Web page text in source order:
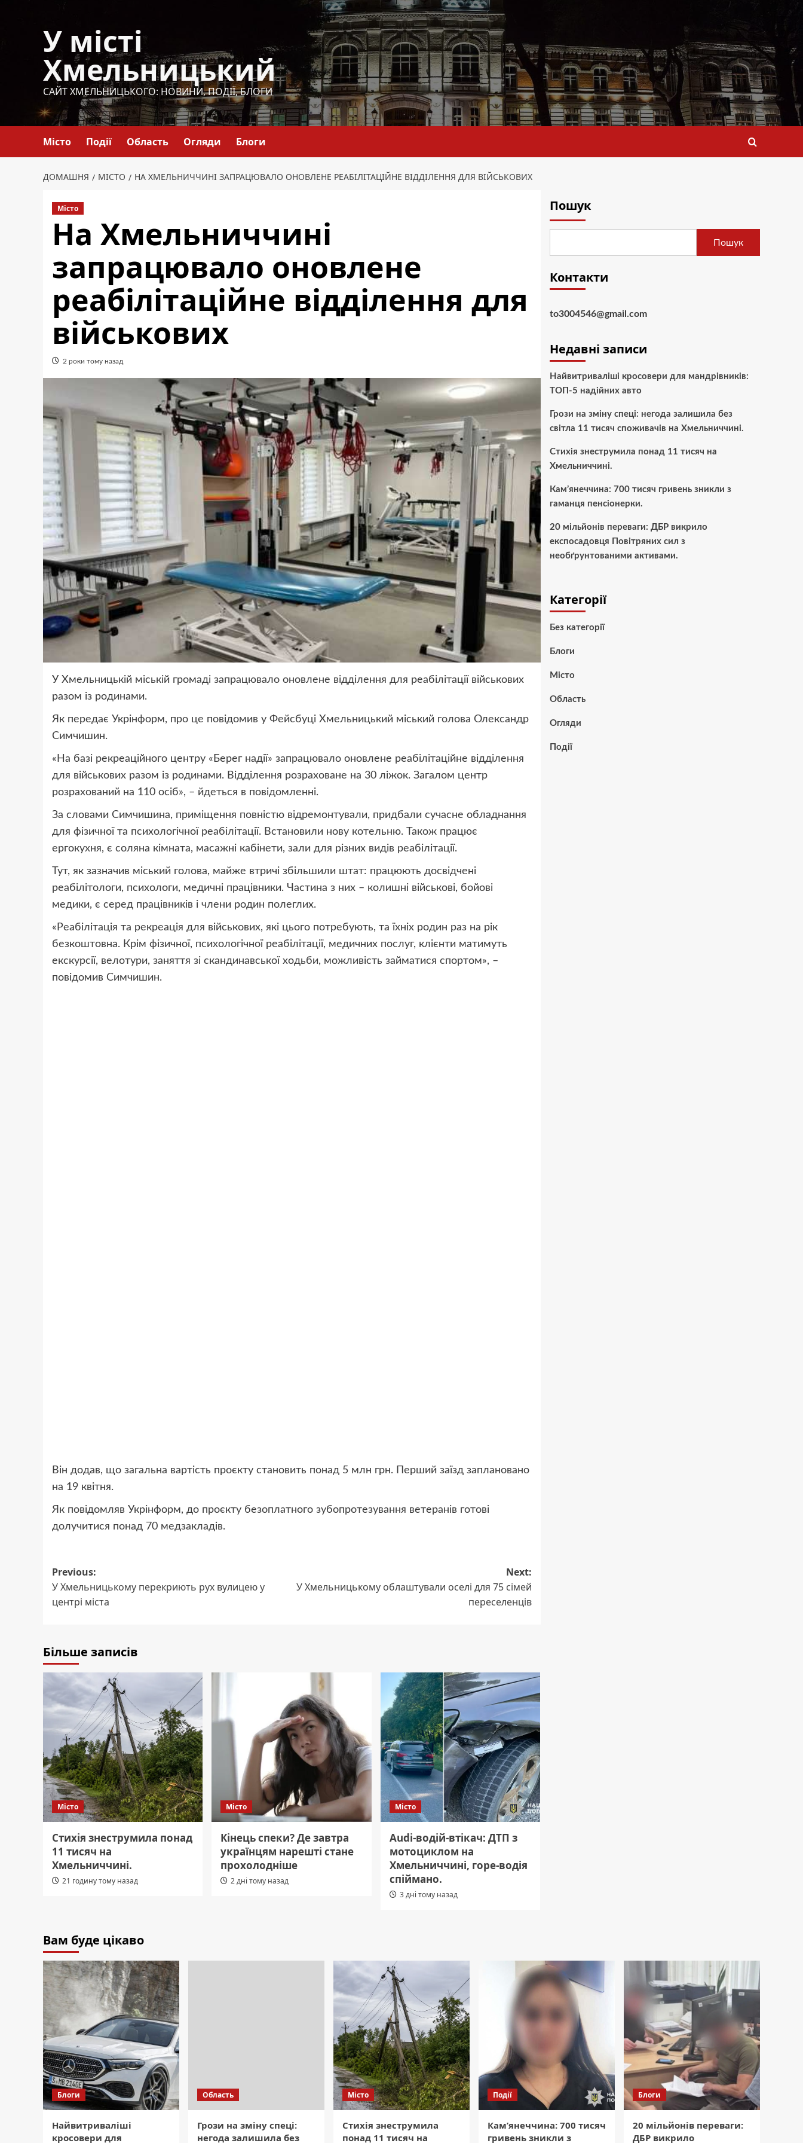
У місті
Хмельницький
САЙТ ХМЕЛЬНИЦЬКОГО: НОВИНИ, ПОДІЇ, БЛОГИ
Місто Події Область Огляди Блоги
ДОМАШНЯ МІСТО НА ХМЕЛЬНИЧЧИНІ ЗАПРАЦЮВАЛО ОНОВЛЕНЕ РЕАБІЛІТАЦІЙНЕ ВІДДІЛЕННЯ ДЛЯ ВІЙСЬКОВИХ
Місто
На Хмельниччині
запрацювало оновлене
реабілітаційне відділення для
військових
2 роки тому назад
У Хмельницькій міській громаді запрацювало оновлене відділення для реабілітації військових
разом із родинами.
Як передає Укрінформ, про це повідомив у Фейсбуці Хмельницький міський голова Олександр
Симчишин.
«На базі рекреаційного центру «Берег надії» запрацювало оновлене реабілітаційне відділення
для військових разом із родинами. Відділення розраховане на 30 ліжок. Загалом центр
розрахований на 110 осіб», – йдеться в повідомленні.
За словами Симчишина, приміщення повністю відремонтували, придбали сучасне обладнання
для фізичної та психологічної реабілітації. Встановили нову котельню. Також працює
ергокухня, є соляна кімната, масажні кабінети, зали для різних видів реабілітації.
Тут, як зазначив міський голова, майже втричі збільшили штат: працюють досвідчені
реабілітологи, психологи, медичні працівники. Частина з них – колишні військові, бойові
медики, є серед працівників і члени родин полеглих.
«Реабілітація та рекреація для військових, які цього потребують, та їхніх родин раз на рік
безкоштовна. Крім фізичної, психологічної реабілітації, медичних послуг, клієнти матимуть
екскурсії, велотури, заняття зі скандинавської ходьби, можливість займатися спортом», –
повідомив Симчишин.
Він додав, що загальна вартість проєкту становить понад 5 млн грн. Перший заїзд заплановано
на 19 квітня.
Як повідомляв Укрінформ, до проєкту безоплатного зубопротезування ветеранів готові
долучитися понад 70 медзакладів.
Post
navigation
Previous:
У Хмельницькому перекриють рух вулицею у
центрі міста
Next:
У Хмельницькому облаштували оселі для 75 сімей
переселенців
Більше записів
Місто
Стихія знеструмила понад
11 тисяч на
Хмельниччині.
21 годину тому назад
Місто
Кінець спеки? Де завтра
українцям нарешті стане
прохолодніше
2 дні тому назад
Місто
Audi-водій-втікач: ДТП з
мотоциклом на
Хмельниччині, горе-водія
спіймано.
3 дні тому назад
Пошук
Пошук
Контакти
to3004546@gmail.com
Недавні записи
Найвитриваліші кросовери для мандрівників:
ТОП-5 надійних авто
Грози на зміну спеці: негода залишила без
світла 11 тисяч споживачів на Хмельниччині.
Стихія знеструмила понад 11 тисяч на
Хмельниччині.
Кам’янеччина: 700 тисяч гривень зникли з
гаманця пенсіонерки.
20 мільйонів переваги: ДБР викрило
експосадовця Повітряних сил з
необґрунтованими активами.
Категорії
Без категорії
Блоги
Місто
Область
Огляди
Події
Вам буде цікаво
Блоги
Найвитриваліші
кросовери для
Область
Грози на зміну спеці:
негода залишила без
Місто
Стихія знеструмила
понад 11 тисяч на
Події
Кам’янеччина: 700 тисяч
гривень зникли з
Блоги
20 мільйонів переваги:
ДБР викрило